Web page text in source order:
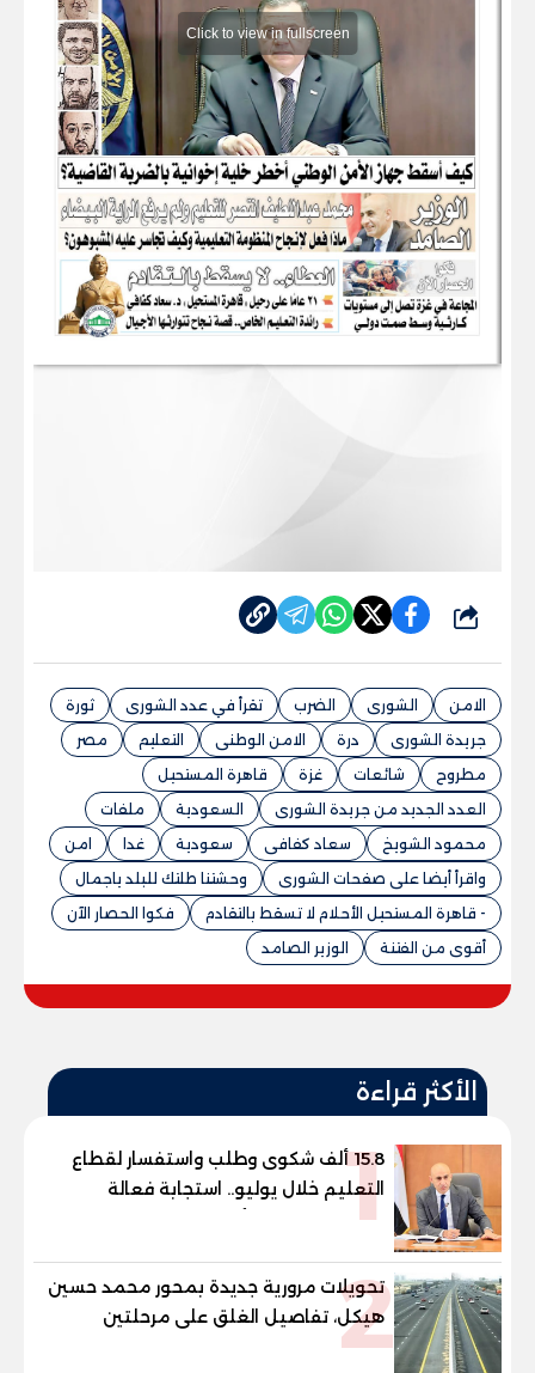
شارك
الامن الشورى الضرب تقرأ في عدد الشورى
ثورة
جريدة الشورى
درة الامن الوطنى التعليم
مصر
مطروح
شائعات غزة
قاهرة المستحيل
العدد الجديد من جريدة الشورى
السعودية
ملفات
محمود الشويخ
سعاد كفافى سعودية غدا
امن
واقرأ أيضا على صفحات الشورى
وحشتنا طلتك للبلد ياجمال
- قاهرة المستحيل الأحلام لا تسقط بالتقادم
فكوا الحصار الآن
أقوى من الفتنة
الوزير الصامد
الأكثر قراءة
115.8 ألف شكوى وطلب واستفسار لقطاع
التعليم خلال يوليو.. استجابة فعالة
لشكاوى الطلاب وأولياء الأمور
2
تحويلات مرورية جديدة بمحور محمد حسين
هيكل، تفاصيل الغلق على مرحلتين